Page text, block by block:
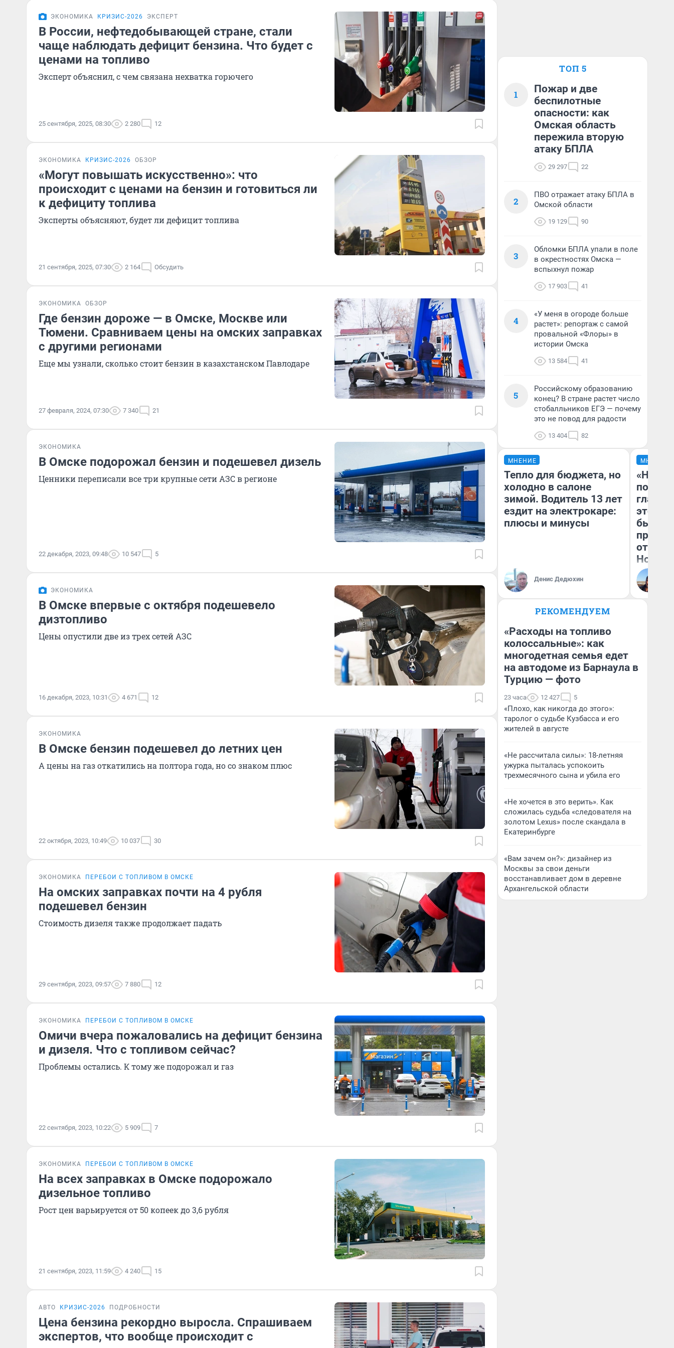
ЭКОНОМИКА КРИЗИС-2026 ЭКСПЕРТ
В России, нефтедобывающей стране, стали
чаще наблюдать дефицит бензина. Что будет с
ценами на топливо
Эксперт объяснил, с чем связана нехватка горючего
25 сентября, 2025, 08:30 2 280 12
ЭКОНОМИКА КРИЗИС-2026 ОБЗОР
«Могут повышать искусственно»: что
происходит с ценами на бензин и готовиться ли
к дефициту топлива
Эксперты объясняют, будет ли дефицит топлива
21 сентября, 2025, 07:30 2 164 Обсудить
ЭКОНОМИКА ОБЗОР
Где бензин дороже — в Омске, Москве или
Тюмени. Сравниваем цены на омских заправках
с другими регионами
Еще мы узнали, сколько стоит бензин в казахстанском Павлодаре
27 февраля, 2024, 07:30 7 340 21
ЭКОНОМИКА
В Омске подорожал бензин и подешевел дизель
Ценники переписали все три крупные сети АЗС в регионе
22 декабря, 2023, 09:48 10 547 5
ЭКОНОМИКА
В Омске впервые с октября подешевело
дизтопливо
Цены опустили две из трех сетей АЗС
16 декабря, 2023, 10:31 4 671 12
ЭКОНОМИКА
В Омске бензин подешевел до летних цен
А цены на газ откатились на полтора года, но со знаком плюс
22 октября, 2023, 10:49 10 037 30
ЭКОНОМИКА ПЕРЕБОИ С ТОПЛИВОМ В ОМСКЕ
На омских заправках почти на 4 рубля
подешевел бензин
Стоимость дизеля также продолжает падать
29 сентября, 2023, 09:57 7 880 12
ЭКОНОМИКА ПЕРЕБОИ С ТОПЛИВОМ В ОМСКЕ
Омичи вчера пожаловались на дефицит бензина
и дизеля. Что с топливом сейчас?
Проблемы остались. К тому же подорожал и газ
22 сентября, 2023, 10:22 5 909 7
ЭКОНОМИКА ПЕРЕБОИ С ТОПЛИВОМ В ОМСКЕ
На всех заправках в Омске подорожало
дизельное топливо
Рост цен варьируется от 50 копеек до 3,6 рубля
21 сентября, 2023, 11:59 4 240 15
АВТО КРИЗИС-2026 ПОДРОБНОСТИ
Цена бензина рекордно выросла. Спрашиваем
экспертов, что вообще происходит с
ТОП 5
1
Пожар и две
беспилотные
опасности: как
Омская область
пережила вторую
атаку БПЛА
29 297 22
2
ПВО отражает атаку БПЛА в
Омской области
19 129 90
3
Обломки БПЛА упали в поле
в окрестностях Омска —
вспыхнул пожар
17 903 41
4
«У меня в огороде больше
растет»: репортаж с самой
провальной «Флоры» в
истории Омска
13 584 41
5
Российскому образованию
конец? В стране растет число
стобалльников ЕГЭ — почему
это не повод для радости
13 404 82
МНЕНИЕ
Тепло для бюджета, но
холодно в салоне
зимой. Водитель 13 лет
ездит на электрокаре:
плюсы и минусы
Денис Дедюхин
МНЕНИЕ
этого
бьет
отзыв
Нолана
РЕКОМЕНДУЕМ
«Расходы на топливо
колоссальные»: как
многодетная семья едет
на автодоме из Барнаула в
Турцию — фото
23 часа 12 427 5
«Плохо, как никогда до этого»:
таролог о судьбе Кузбасса и его
жителей в августе
«Не рассчитала силы»: 18-летняя
ужурка пыталась успокоить
трехмесячного сына и убила его
«Не хочется в это верить». Как
сложилась судьба «следователя на
золотом Lexus» после скандала в
Екатеринбурге
«Вам зачем он?»: дизайнер из
Москвы за свои деньги
восстанавливает дом в деревне
Архангельской области